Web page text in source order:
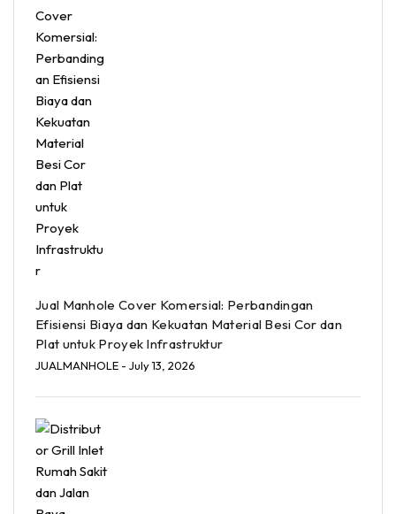
Jual Manhole Cover Komersial: Perbandingan
Efisiensi Biaya dan Kekuatan Material Besi Cor dan
Plat untuk Proyek Infrastruktur
JUALMANHOLE - July 13, 2026